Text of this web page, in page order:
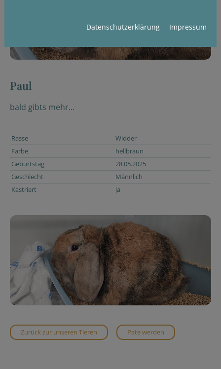
Datenschutzerklärung Impressum
Paul
bald gibts mehr...
Rasse
Widder
Farbe
hellbraun
Geburtstag
28.05.2025
Geschlecht
Männlich
Kastriert
ja
Zurück zur unseren Tieren Pate werden